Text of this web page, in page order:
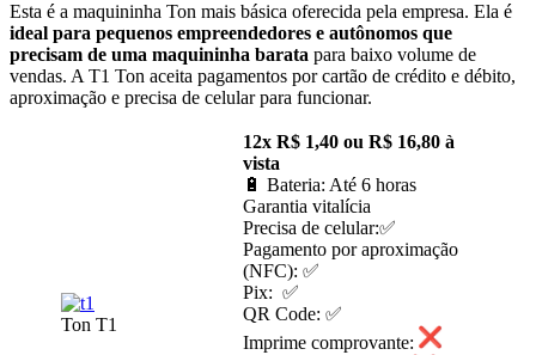
Esta é a maquininha Ton mais básica oferecida pela empresa. Ela é
ideal para pequenos empreendedores e autônomos que
precisam de uma maquininha barata para baixo volume de
vendas. A T1 Ton aceita pagamentos por cartão de crédito e débito,
aproximação e precisa de celular para funcionar.
Ton T1
12x R$ 1,40 ou R$ 16,80 à
vista
🔋 Bateria: Até 6 horas
Garantia vitalícia
Precisa de celular:✅
Pagamento por aproximação
(NFC): ✅
Pix: ✅
QR Code: ✅
Imprime comprovante: